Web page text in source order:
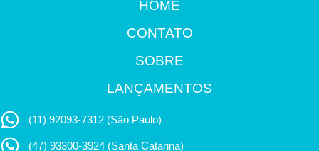
HOME
CONTATO
SOBRE
LANÇAMENTOS
(11) 92093-7312 (São Paulo)
(47) 93300-3924 (Santa Catarina)